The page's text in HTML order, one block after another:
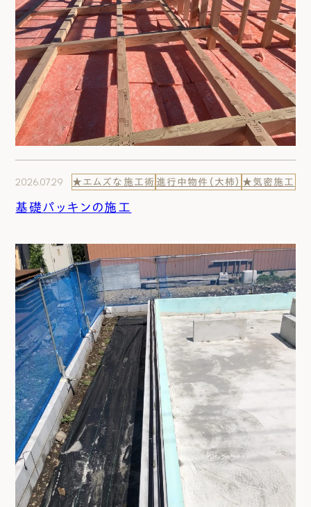
2026.07.29 ★エムズな施工術 進行中物件（大柿） ★気密施工
基礎パッキンの施工